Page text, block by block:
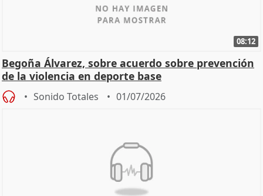
08:12
Begoña Álvarez, sobre acuerdo sobre prevención
de la violencia en deporte base
Sonido Totales 01/07/2026